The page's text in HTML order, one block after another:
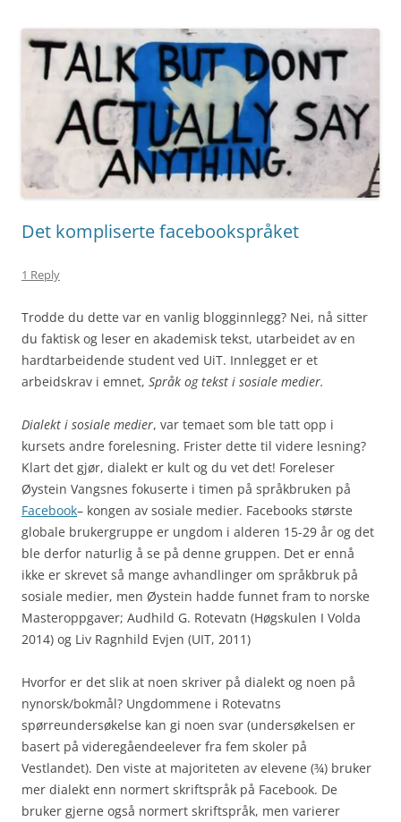
o
o
k
o
n
Det kompliserte facebookspråket
1 Reply
Trodde du dette var en vanlig blogginnlegg? Nei, nå sitter
du faktisk og leser en akademisk tekst, utarbeidet av en
hardtarbeidende student ved UiT. Innlegget er et
arbeidskrav i emnet, Språk og tekst i sosiale medier.
Dialekt i sosiale medier, var temaet som ble tatt opp i
kursets andre forelesning. Frister dette til videre lesning?
Klart det gjør, dialekt er kult og du vet det! Foreleser
Øystein Vangsnes fokuserte i timen på språkbruken på
Facebook– kongen av sosiale medier. Facebooks største
globale brukergruppe er ungdom i alderen 15-29 år og det
ble derfor naturlig å se på denne gruppen. Det er ennå
ikke er skrevet så mange avhandlinger om språkbruk på
sosiale medier, men Øystein hadde funnet fram to norske
Masteroppgaver; Audhild G. Rotevatn (Høgskulen I Volda
2014) og Liv Ragnhild Evjen (UIT, 2011)
Hvorfor er det slik at noen skriver på dialekt og noen på
nynorsk/bokmål? Ungdommene i Rotevatns
spørreundersøkelse kan gi noen svar (undersøkelsen er
basert på videregåendeelever fra fem skoler på
Vestlandet). Den viste at majoriteten av elevene (¾) bruker
mer dialekt enn normert skriftspråk på Facebook. De
bruker gjerne også normert skriftspråk, men varierer